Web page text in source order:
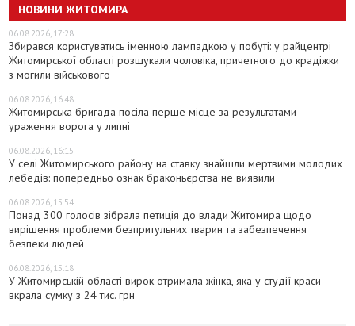
НОВИНИ ЖИТОМИРА
06.08.2026, 17:28
Збирався користуватись іменною лампадкою у побуті: у райцентрі
Житомирської області розшукали чоловіка, причетного до крадіжки
з могили військового
06.08.2026, 16:48
Житомирська бригада посіла перше місце за результатами
ураження ворога у липні
06.08.2026, 16:15
У селі Житомирського району на ставку знайшли мертвими молодих
лебедів: попередньо ознак браконьєрства не виявили
06.08.2026, 15:54
Понад 300 голосів зібрала петиція до влади Житомира щодо
вирішення проблеми безпритульних тварин та забезпечення
безпеки людей
06.08.2026, 15:18
У Житомирській області вирок отримала жінка, яка у студії краси
вкрала сумку з 24 тис. грн